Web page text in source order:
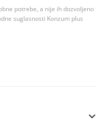
potrebe, a nije ih dozvoljeno
suglasnosti Konzum plus